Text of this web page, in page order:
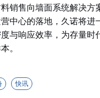
销售向墙面系统解决方
中心的落地，久诺将进
与响应效率，为存量时
。
快讯